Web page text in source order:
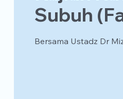
Subuh
Bersama Ustadz Dr